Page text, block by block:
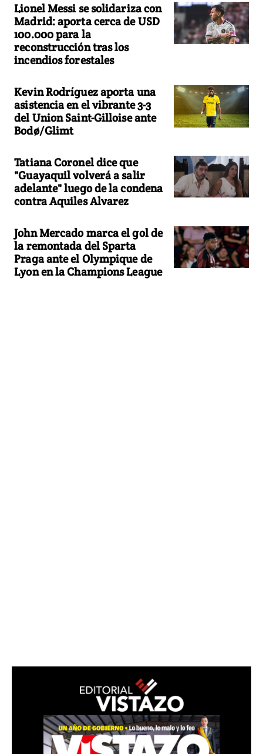
Lionel Messi se solidariza con
Madrid: aporta cerca de USD
100.000 para la
reconstrucción tras los
incendios forestales
Kevin Rodríguez aporta una
asistencia en el vibrante 3-3
del Union Saint-Gilloise ante
Bodø/Glimt
Tatiana Coronel dice que
"Guayaquil volverá a salir
adelante" luego de la condena
contra Aquiles Alvarez
John Mercado marca el gol de
la remontada del Sparta
Praga ante el Olympique de
Lyon en la Champions League